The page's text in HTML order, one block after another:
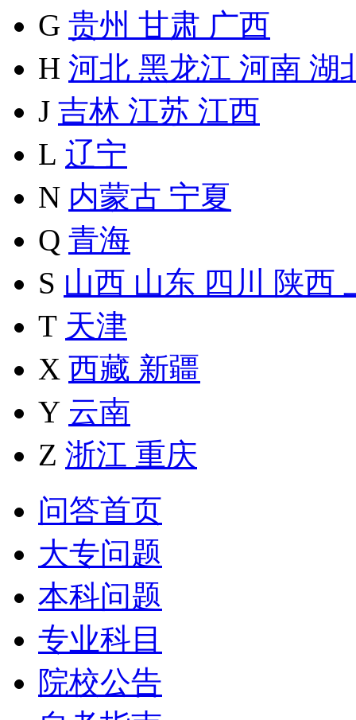
G 贵州 甘肃 广西
H 河北 黑龙江 河南 湖
J 吉林 江苏 江西
L 辽宁
N 内蒙古 宁夏
Q 青海
S 山西 山东 四川 陕西
T 天津
X 西藏 新疆
Y 云南
Z 浙江 重庆
问答首页
大专问题
本科问题
专业科目
院校公告